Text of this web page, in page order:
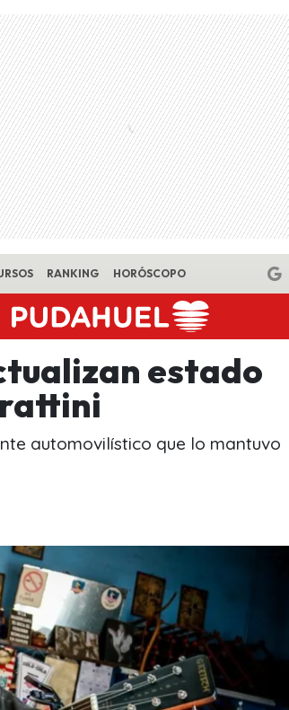
RANKING HORÓSCOPO
estado
automovilístico que lo mantuvo